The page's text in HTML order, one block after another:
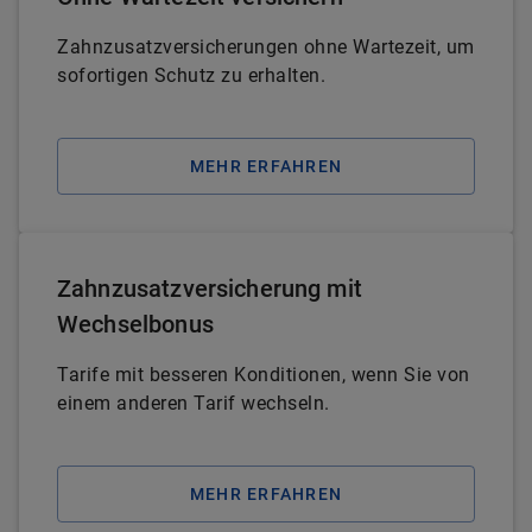
Zahnzusatzversicherungen ohne Wartezeit, um
sofortigen Schutz zu erhalten.
MEHR ERFAHREN
Zahnzusatzversicherung mit
Wechselbonus
Tarife mit besseren Konditionen, wenn Sie von
einem anderen Tarif wechseln.
MEHR ERFAHREN